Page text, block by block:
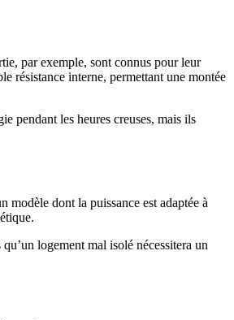
par exemple, sont connus pour leur
résistance interne, permettant une montée
pendant les heures creuses, mais ils
modèle dont la puissance est adaptée à
logement mal isolé nécessitera un